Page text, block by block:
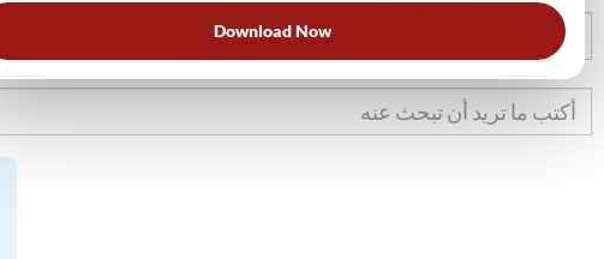
Download Now